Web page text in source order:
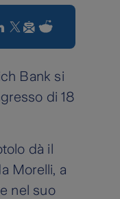
Bank si
di 18
dà il
Morelli, a
nel suo